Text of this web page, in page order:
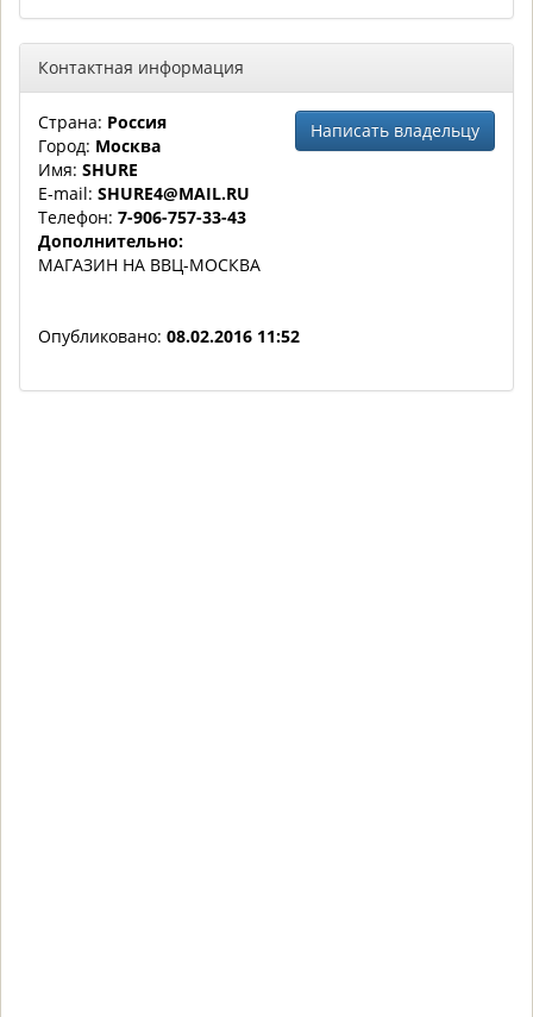
Контактная информация
Написать владельцу
Страна: Россия
Город: Москва
Имя: SHURE
E-mail: SHURE4@MAIL.RU
Телефон: 7-906-757-33-43
Дополнительно:
МАГАЗИН НА ВВЦ-МОСКВА
Опубликовано: 08.02.2016 11:52